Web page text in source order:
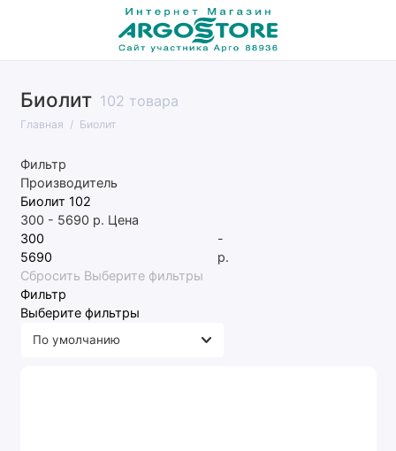
Биолит 102 товара
Главная Биолит
Фильтр
Производитель
Биолит 102
300 - 5690 р. Цена
-
р.
Сбросить Выберите фильтры
Фильтр
Выберите фильтры